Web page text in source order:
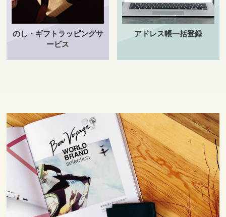
のし・ギフトラッピングサ
ービス
アドレス帳一括登録